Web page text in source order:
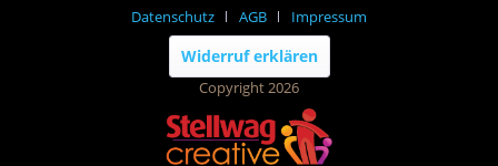
Datenschutz
AGB Impressum
Widerruf erklären
Copyright 2026